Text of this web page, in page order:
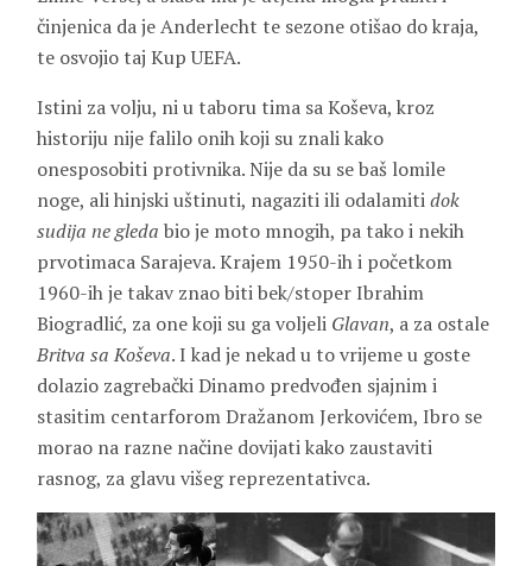
činjenica da je Anderlecht te sezone otišao do kraja,
te osvojio taj Kup UEFA.
Istini za volju, ni u taboru tima sa Koševa, kroz
historiju nije falilo onih koji su znali kako
onesposobiti protivnika. Nije da su se baš lomile
noge, ali hinjski uštinuti, nagaziti ili odalamitidok
sudija ne gleda bio je moto mnogih, pa tako i nekih
prvotimaca Sarajeva. Krajem 1950-ih i početkom
1960-ih je takav znao biti bek/stoper Ibrahim
Biogradlić, za one koji su ga voljeli Glavan, a za ostale
Britva sa Koševa. I kad je nekad u to vrijeme u goste
dolazio zagrebački Dinamo predvođen sjajnim i
stasitim centarforom Dražanom Jerkovićem, Ibro se
morao na razne načine dovijati kako zaustaviti
rasnog, za glavu višeg reprezentativca.